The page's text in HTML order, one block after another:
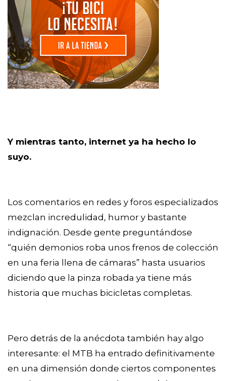
Y mientras tanto, internet ya ha hecho lo
suyo.
Los comentarios en redes y foros especializados
mezclan incredulidad, humor y bastante
indignación. Desde gente preguntándose
“quién demonios roba unos frenos de colección
en una feria llena de cámaras” hasta usuarios
diciendo que la pinza robada ya tiene más
historia que muchas bicicletas completas.
Pero detrás de la anécdota también hay algo
interesante: el MTB ha entrado definitivamente
en una dimensión donde ciertos componentes